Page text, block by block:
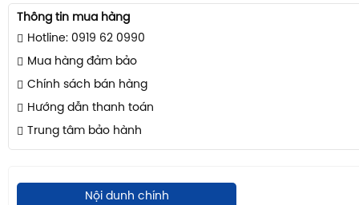
Thông tin mua hàng
Hotline: 0919 62 0990
Mua hàng đảm bảo
Chính sách bán hàng
Hướng dẫn thanh toán
Trung tâm bảo hành
Nội dunh chính